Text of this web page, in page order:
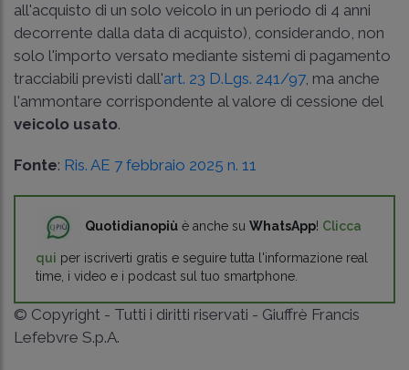
all'acquisto di un solo veicolo in un periodo di 4 anni
decorrente dalla data di acquisto), considerando, non
solo l'importo versato mediante sistemi di pagamento
tracciabili previsti dall'art. 23 D.Lgs. 241/97, ma anche
l'ammontare corrispondente al valore di cessione del
veicolo usato.
Fonte: Ris. AE 7 febbraio 2025 n. 11
Quotidianopiù è anche su WhatsApp! Clicca
qui per iscriverti gratis e seguire tutta l'informazione real
time, i video e i podcast sul tuo smartphone.
© Copyright - Tutti i diritti riservati - Giuffrè Francis
Lefebvre S.p.A.